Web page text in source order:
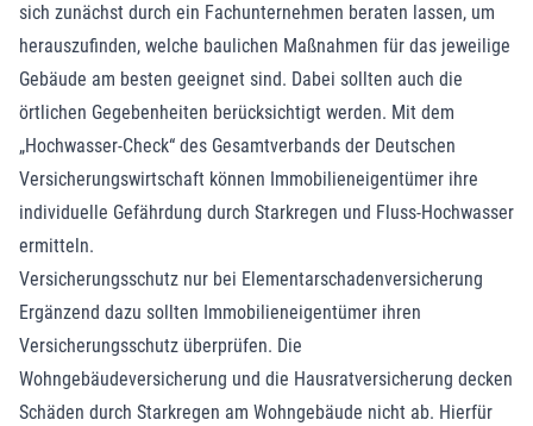
sich zunächst durch ein Fachunternehmen beraten lassen, um
herauszufinden, welche baulichen Maßnahmen für das jeweilige
Gebäude am besten geeignet sind. Dabei sollten auch die
örtlichen Gegebenheiten berücksichtigt werden. Mit dem
„Hochwasser-Check“ des Gesamtverbands der Deutschen
Versicherungswirtschaft können Immobilieneigentümer ihre
individuelle Gefährdung durch Starkregen und Fluss-Hochwasser
ermitteln.
Versicherungsschutz nur bei Elementarschadenversicherung
Ergänzend dazu sollten Immobilieneigentümer ihren
Versicherungsschutz überprüfen. Die
Wohngebäudeversicherung und die Hausratversicherung decken
Schäden durch Starkregen am Wohngebäude nicht ab. Hierfür